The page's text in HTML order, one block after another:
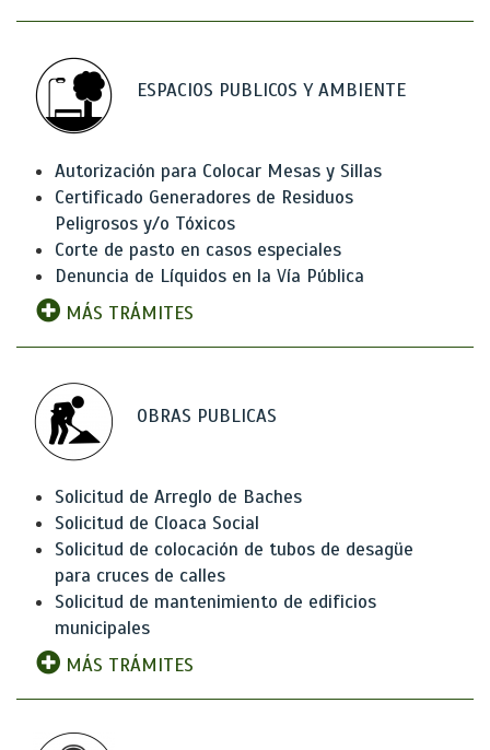
ESPACIOS PUBLICOS Y AMBIENTE
Autorización para Colocar Mesas y Sillas
Certificado Generadores de Residuos
Peligrosos y/o Tóxicos
Corte de pasto en casos especiales
Denuncia de Líquidos en la Vía Pública
MÁS TRÁMITES
OBRAS PUBLICAS
Solicitud de Arreglo de Baches
Solicitud de Cloaca Social
Solicitud de colocación de tubos de desagüe
para cruces de calles
Solicitud de mantenimiento de edificios
municipales
MÁS TRÁMITES